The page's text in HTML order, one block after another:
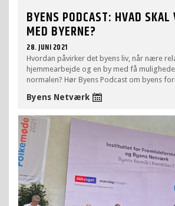
BYENS PODCAST: HVAD SKAL
MED BYERNE?
28. JUNI 2021
Hvordan påvirker det byens liv, når nære
hjemmearbejde og en by med få
normalen? Hør Byens Podcast om byens
Byens Netværk